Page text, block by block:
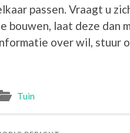
passen. Vraagt u
bouwen, laat deze dan
over wil, stuur
Tuin